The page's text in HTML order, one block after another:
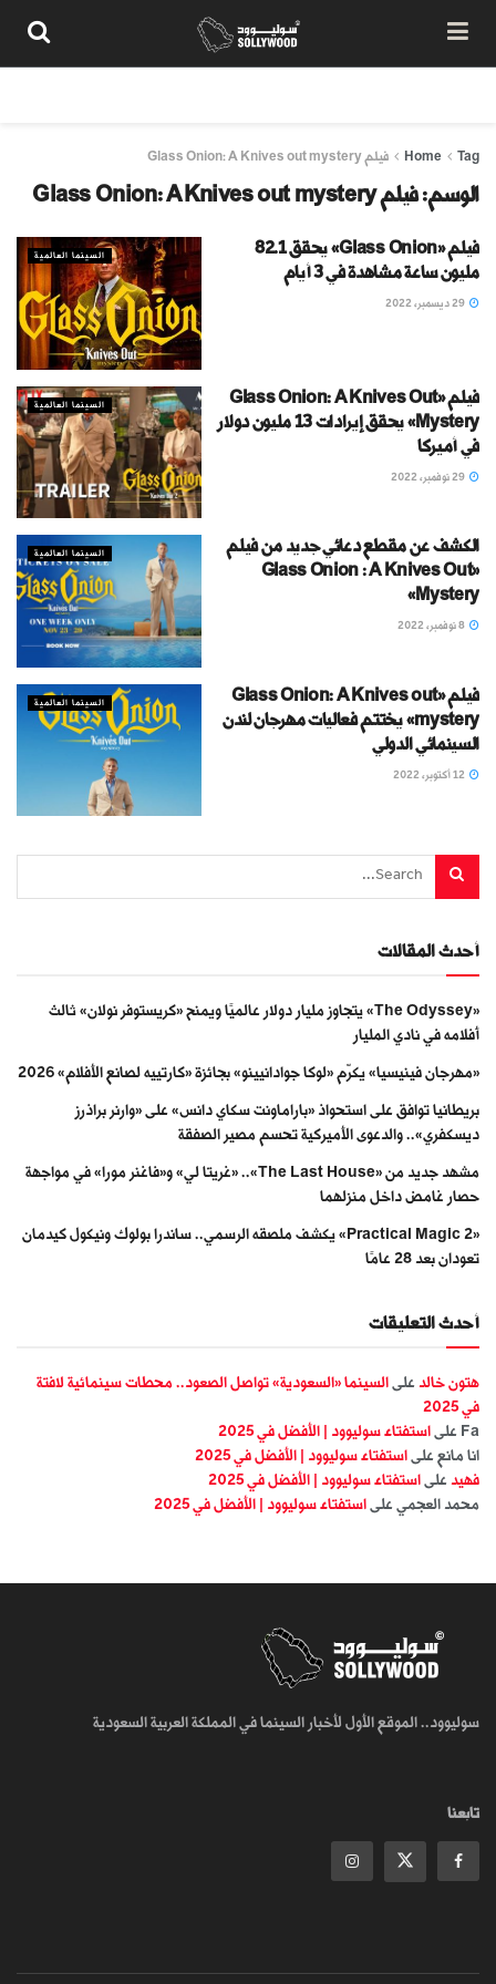
Home Tag فيلم Glass Onion: A Knives out mystery
الوسم:فيلم Glass Onion: A Knives out mystery
السينما العالمية
فيلم «Glass Onion» يحقق 82.1
مليون ساعة مشاهدة في 3 أيام
السينما العالمية
فيلم «Glass Onion: A Knives Out
Mystery» يحقق إيرادات 13 مليون دولار
في أميركا
السينما العالمية
الكشف عن مقطع دعائي جديد من فيلم
«Glass Onion : A Knives Out
Mystery»
السينما العالمية
فيلم «Glass Onion: A Knives out
mystery» يختتم فعاليات مهرجان لندن
السينمائي الدولي
أحدث المقالات
«The Odyssey» يتجاوز مليار دولار عالميًا ويمنح «كريستوفر نولان» ثالث
أفلامه في نادي المليار
«مهرجان فينيسيا» يكرّم «لوكا جوادانيينو» بجائزة «كارتييه لصانع الأفلام» 2026
بريطانيا توافق على استحواذ «باراماونت سكاي دانس» على «وارنر براذرز
ديسكفري».. والدعوى الأميركية تحسم مصير الصفقة
مشهد جديد من «The Last House».. «غريتا لي» و«فاغنر مورا» في مواجهة
حصار غامض داخل منزلهما
«Practical Magic 2» يكشف ملصقه الرسمي.. ساندرا بولوك ونيكول كيدمان
تعودان بعد 28 عامًا
أحدث التعليقات
هتون خالد على السينما «السعودية» تواصل الصعود.. محطات سينمائية لافتة
في 2025
Fa على استفتاء سوليوود | الأفضل في 2025
انا مانع على استفتاء سوليوود | الأفضل في 2025
فهيد على استفتاء سوليوود | الأفضل في 2025
محمد العجمي على استفتاء سوليوود | الأفضل في 2025
سوليوود.. الموقع الأول لأخبار السينما في المملكة العربية السعودية
تابعنا